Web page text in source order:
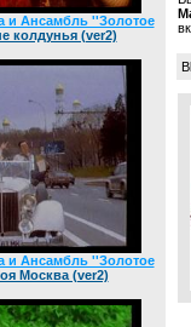
и Ансамбль ''Золотое
колдунья (ver2)
и Ансамбль ''Золотое
Москва (ver2)